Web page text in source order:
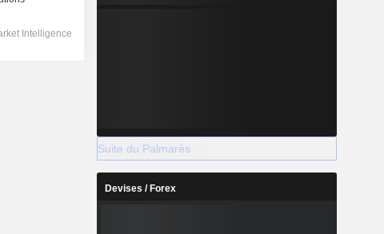
Suite du Palmarès
Devises / Forex